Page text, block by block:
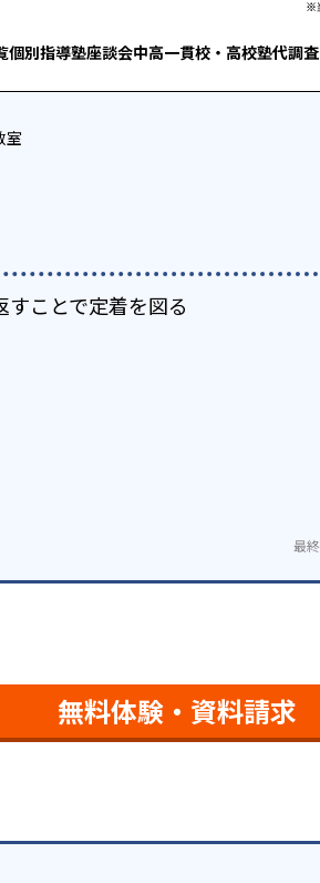
個別指導塾座談会中高一貫校・高校塾代調査
室
ことで定着を図る
最
無料体験・資料請求